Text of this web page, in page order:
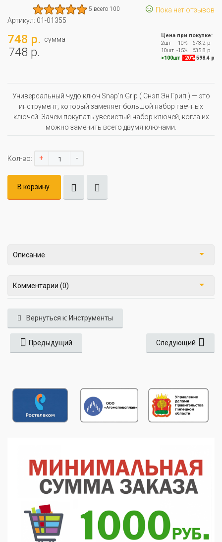
5 всего 100 ☺ Пока нет отзывов
Артикул: 01-01355
748 р. сумма
748 р.
Цена при покупке:
2шт
-10%
673.2 р
10шт -15%
635.8 р
>100шт -20% 598.4 р
Универсальный чудо ключ Snap’n Grip ( Снэп Эн Грип )​ — это
инструмент, который заменяет большой набор гаечных
ключей. Зачем покупать увесистый набор ключей, когда их
можно заменить всего двумя ключами.
Кол-во: + -
В корзину
Описание
Комментарии (0)
Вернуться к: Инструменты
Предыдущий Следующий